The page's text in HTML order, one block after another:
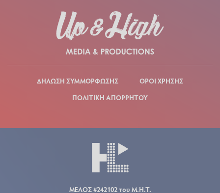
ΔΗΛΩΣΗ ΣΥΜΜΟΡΦΩΣΗΣ
ΟΡΟΙ ΧΡΗΣΗΣ
ΠΟΛΙΤΙΚΗ ΑΠΟΡΡΗΤΟΥ
ΜΕΛΟΣ #242102 του Μ.Η.Τ.